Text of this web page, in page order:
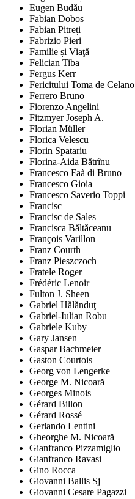
Eugen Budău
Fabian Dobos
Fabian Pitreți
Fabrizio Pieri
Familie și Viaţă
Felician Tiba
Fergus Kerr
Fericitului Toma de Celano
Ferrero Bruno
Fiorenzo Angelini
Fitzmyer Joseph A.
Florian Müller
Florica Velescu
Florin Spatariu
Florina-Aida Bătrînu
Francesco Faà di Bruno
Francesco Gioia
Francesco Saverio Toppi
Francisc
Francisc de Sales
Francisca Băltăceanu
François Varillon
Franz Courth
Franz Pieszczoch
Fratele Roger
Frédéric Lenoir
Fulton J. Sheen
Gabriel Hălănduţ
Gabriel-Iulian Robu
Gabriele Kuby
Gary Jansen
Gaspar Bachmeier
Gaston Courtois
Georg von Lengerke
George M. Nicoară
Georges Minois
Gérard Billon
Gérard Rossé
Gerlando Lentini
Gheorghe M. Nicoară
Gianfranco Pizzamiglio
Gianfranco Ravasi
Gino Rocca
Giovanni Ballis Sj
Giovanni Cesare Pagazzi